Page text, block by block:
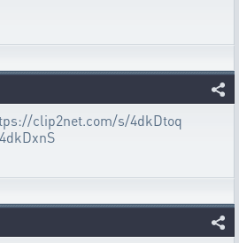
clip2net.com/s/4dkDtoq